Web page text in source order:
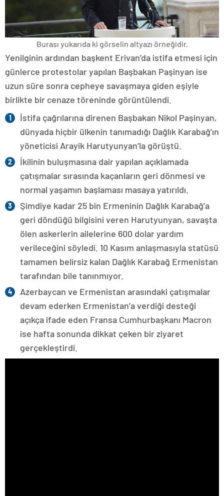
Burası yukarıda ki görselin altyazı örneğidir.
Yenilginin ardından başkent Erivan’da istifa etmesi için
günlerce protestolar yapılan Başbakan Paşinyan ise
uzun süre sonra cepheye savaşmaya giden eşiyle
birlikte bir cenaze töreninde görüntülendi.
İstifa çağrılarına direnen Başbakan Nikol Paşinyan,
dünyada hiçbir ülkenin tanımadığı Dağlık Karabağ’ın
yöneticisi Arayik Harutyunyan’la görüştü.
İkilinin buluşmasına dair yapılan açıklamada
çatışmalar sırasında kaçanların geri dönmesi ve
normal yaşamın başlaması masaya yatırıldı.
Şimdiye kadar 25 bin Ermeninin Dağlık Karabağ’a
geri döndüğü bilgisini veren Harutyunyan, savaşta
ölen askerlerin ailelerine 600 dolar yardım
verileceğini söyledi. 10 Kasım anlaşmasıyla statüsü
tamamen belirsiz kalan Dağlık Karabağ Ermenistan
tarafından bile tanınmıyor.
Azerbaycan ve Ermenistan arasındaki çatışmalar
devam ederken Ermenistan’a verdiği desteği
açıkça ifade eden Fransa Cumhurbaşkanı Macron
ise hafta sonunda dikkat çeken bir ziyaret
gerçekleştirdi.